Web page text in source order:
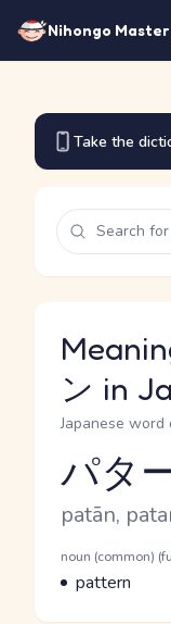
Nihongo Master
Take the
ン in
Japanese
Reading and
パタ
Romaji
patān,
Word Senses
Parts of
noun (common)
Meaning
pattern